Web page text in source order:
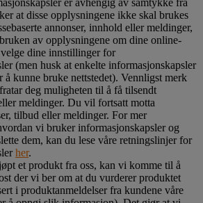
at disse opplysningene ikke skal brukes
annonser, innhold eller meldinger,
av opplysningene om dine online-
dine innstillinger for
(men husk at enkelte informasjonskapsler
å kunne bruke nettstedet). Vennligst merk
deg muligheten til å få tilsendt
meldinger. Du vil fortsatt motta
tilbud eller meldinger. For mer
vi bruker informasjonskapsler og
dem, kan du lese våre retningslinjer for
her.
et produkt fra oss, kan vi komme til å
der vi ber om at du vurderer produktet
i produktanmeldelser fra kundene våre